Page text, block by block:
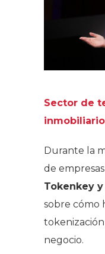
Sector de
Durante la
de
Tokenkey
sobre cómo
negocio.